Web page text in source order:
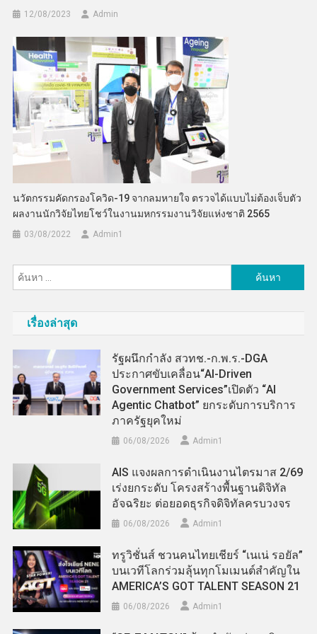
12/08/2023 Admin
นวัตกรรมคัดกรองโควิด-19 จากลมหายใจ ตรวจได้แบบไม่ต้องเจ็บตัว
ผลงานนักวิจัยไทยโชว์ในงานมหกรรมงานวิจัยแห่งชาติ 2565
03/08/2022 Admin​1
สำหรับ:
เรื่องล่าสุด
รัฐผนึกกำลัง สวทช.-ก.พ.ร.-DGA
ประกาศขับเคลื่อน“AI-Driven
Government Services”เปิดตัว “AI
Agentic Chatbot” ยกระดับการบริการ
ภาครัฐยุคใหม่
06/08/2026 Admin​1
AIS แจงผลการดำเนินงานไตรมาส 2/69
เร่งยกระดับ โครงสร้างพื้นฐานดิจิทัล
อัจฉริยะ ต่อยอดธุรกิจดิจิทัลครบวงจร
06/08/2026 Admin​1
ทรูวิชั่นส์ ชวนคนไทยเชียร์ “เนเน่ รอยัล”
บนเวทีโลกร่วมลุ้นทุกโมเมนต์สำคัญใน
AMERICA’S GOT TALENT SEASON 21
06/08/2026 Admin​1